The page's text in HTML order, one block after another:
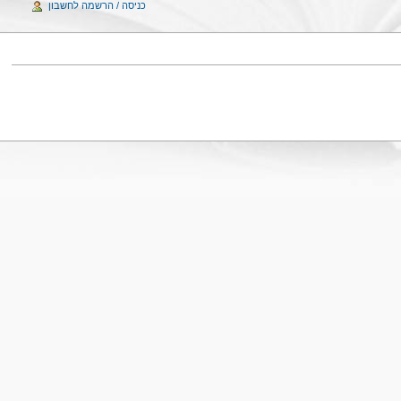
כניסה / הרשמה לחשבון